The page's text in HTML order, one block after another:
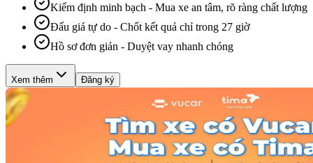
Kiểm định minh bạch - Mua xe an tâm, rõ ràng chất lượng
Đấu giá tự do - Chốt kết quả chỉ trong 27 giờ
Hồ sơ đơn giản - Duyệt vay nhanh chóng
Xem thêm Đăng ký